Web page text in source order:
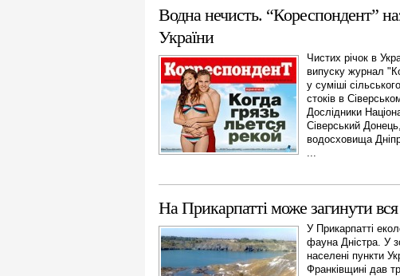
Водна нечисть. “Кореспондент”
України
Чистих річок в
випуску журнал
у суміші
стоків в
Дослідники
Сіверський
водосховища
...
На Прикарпатті може загинути
У Прикарпатті
фауна Дністра. У
населені пункти
Франківщині дав